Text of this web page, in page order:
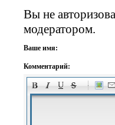
Вы не
модератором.
Ваше имя:
Комментарий:
-
-